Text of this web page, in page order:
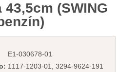
(SWING
E1-030678-01
1117-1203-01, 3294-9624-191